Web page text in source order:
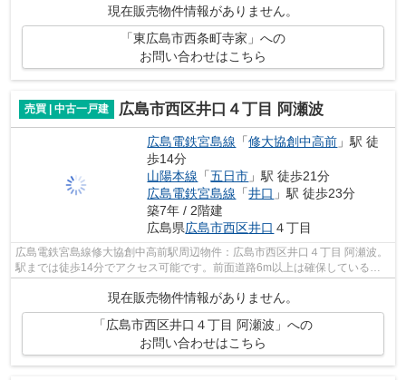
現在販売物件情報がありません。
「東広島市西条町寺家」への
お問い合わせはこちら
売買 | 中古一戸建 広島市西区井口４丁目 阿瀬波
広島電鉄宮島線 「修大協創中高前 」駅 徒
歩14分
山陽本線 「五日市 」駅 徒歩21分
広島電鉄宮島線 「井口 」駅 徒歩23分
築7年 / 2階建
広島県広島市西区井口 ４丁目
広島電鉄宮島線修大協創中高前駅周辺物件：広島市西区井口４丁目 阿瀬波。
駅までは徒歩14分でアクセス可能です。前面道路6m以上は確保しているの
で車の出し入れもラクラクです。経済的...
現在販売物件情報がありません。
「広島市西区井口４丁目 阿瀬波」への
お問い合わせはこちら